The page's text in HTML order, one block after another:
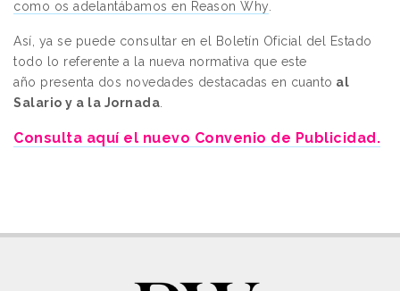
como os adelantábamos en Reason Why.
Así, ya se puede consultar en el Boletín Oficial del Estado
todo lo referente a la nueva normativa que este
año presenta dos novedades destacadas en cuanto al
Salario y a la Jornada.
Consulta aquí el nuevo Convenio de Publicidad.